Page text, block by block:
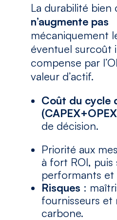
La durabilité bien
n’augmente pas
mécaniquement
éventuel surcoût
compense par
valeur d’actif.
Coût du cycle
de décision.
Priorité aux
à fort ROI, puis
performants et
Risques :
fournisseurs et
carbone.